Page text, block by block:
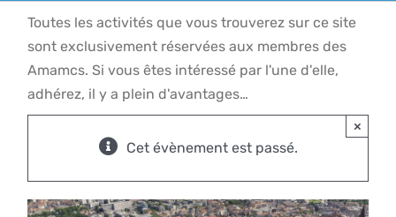
Acquisitions et mécénat
Editions
Le MAMCS
Toutes les activités que vous trouverez sur ce site
sont exclusivement réservées aux membres des
Amamcs. Si vous êtes intéressé par l'une d'elle,
adhérez, il y a plein d'avantages…
Cet évènement est passé.
×